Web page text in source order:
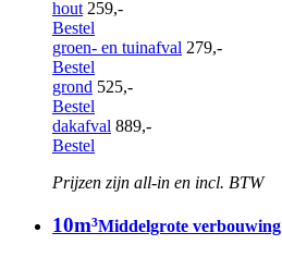
hout 259,-
Bestel
groen- en tuinafval 279,-
Bestel
grond 525,-
Bestel
dakafval 889,-
Bestel
Prijzen zijn all-in en incl. BTW
10m³Middelgrote verbouwing